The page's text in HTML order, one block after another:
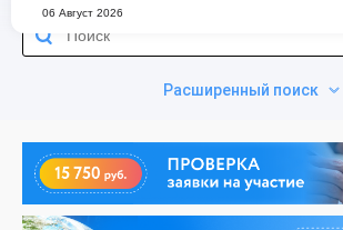
06 Август 2026
Расширенный поиск